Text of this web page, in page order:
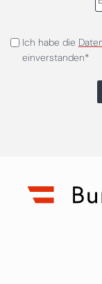
Ich habe die
einverstanden*